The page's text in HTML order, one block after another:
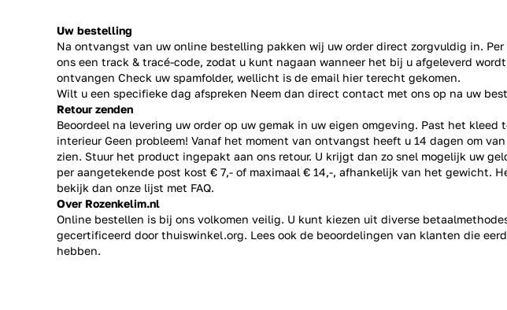
Uw bestelling
Na ontvangst van uw online bestelling pakken wij uw order direct zorgvuldig in.
ons een track & tracé-code, zodat u kunt nagaan wanneer het bij u afgeleverd
ontvangen Check uw spamfolder, wellicht is de email hier terecht gekomen.
Wilt u een specifieke dag afspreken Neem dan direct contact met ons op na uw
Retour zenden
Beoordeel na levering uw order op uw gemak in uw eigen omgeving. Past het kleed
interieur Geen probleem! Vanaf het moment van ontvangst heeft u 14 dagen om
zien. Stuur het product ingepakt aan ons retour. U krijgt dan zo snel mogelijk uw
per aangetekende post kost € 7,- of maximaal € 14,-, afhankelijk van het gewicht.
bekijk dan onze lijst met FAQ.
Over Rozenkelim.nl
Online bestellen is bij ons volkomen veilig. U kunt kiezen uit diverse
gecertificeerd door thuiswinkel.org. Lees ook de beoordelingen van klanten die
hebben.